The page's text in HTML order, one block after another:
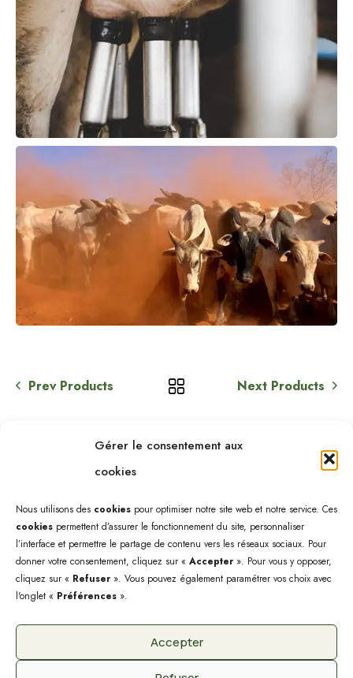
Gérer le consentement aux
cookies
Nous utilisons des cookies pour optimiser notre site web et notre service. Ces
cookies permettent d’assurer le fonctionnement du site, personnaliser
l’interface et permettre le partage de contenu vers les réseaux sociaux. Pour
donner votre consentement, cliquez sur « Accepter ». Pour vous y opposer,
cliquez sur « Refuser ». Vous pouvez également paramétrer vos choix avec
l'onglet « Préférences ».
Accepter
Prev Products Next Products
@2025 - Site créé par Sébastien Landré.